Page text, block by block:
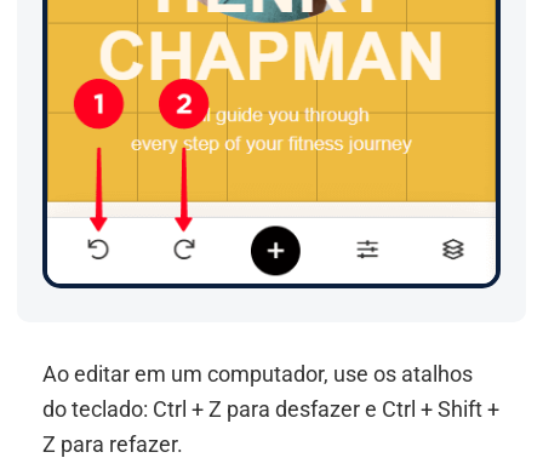
Ao editar em um computador, use os atalhos
do teclado: Ctrl + Z para desfazer e Ctrl + Shift +
Z para refazer.